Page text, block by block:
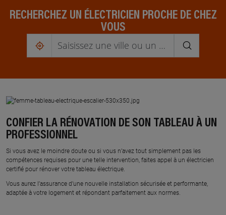
RECHERCHEZ UN ÉLECTRICIEN PROCHE DE CHEZ
VOUS
me
localiser
CONFIER LA RÉNOVATION DE SON TABLEAU À UN
PROFESSIONNEL
Si vous avez le moindre doute ou si vous n’avez tout simplement pas les
compétences requises pour une telle intervention, faites appel à un électricien
certifié pour rénover votre tableau électrique.
Vous aurez l’assurance d’une nouvelle installation sécurisée et performante,
adaptée à votre logement et répondant parfaitement aux normes.